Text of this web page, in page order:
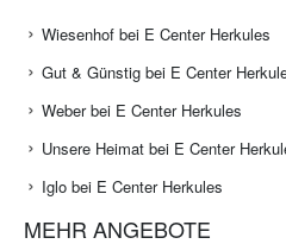
Wiesenhof bei E Center Herkules
Gut & Günstig bei E Center
Weber bei E Center Herkules
Unsere Heimat bei E Center
Iglo bei E Center Herkules
MEHR ANGEBOTE